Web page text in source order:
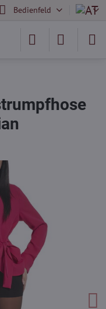
Bedienfeld